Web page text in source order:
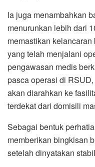
Ia juga menambahkan
menurunkan lebih dari
memastikan
yang telah menjalani
pengawasan medis
pasca operasi di
akan diarahkan ke
terdekat dari domisili
Sebagai bentuk
memberikan bingkisan
setelah dinyatakan